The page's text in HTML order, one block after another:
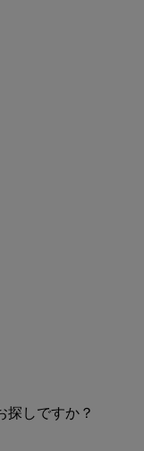
探しですか？